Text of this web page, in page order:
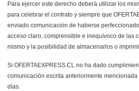
Para ejercer este derecho deberá utilizar los
para celebrar el contrato y siempre que
enviado comunicación de haberse
acceso claro, comprensible e inequívoco de las
mismo y la posibilidad de almacenarlos o
Si OFERTAEXPRESS.CL no ha dado
comunicación escrita anteriormente
días.